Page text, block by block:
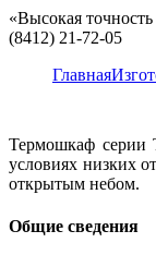
«Высокая
(8412) 21-72-05
Главная
Термошкаф серии
условиях низких
открытым небом.
Общие сведения